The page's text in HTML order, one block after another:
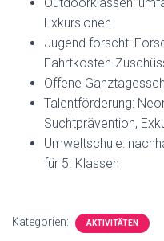
Exkursionen
Jugend forscht:
Fahrtkosten-
Offene
Talentförderung:
Suchtprävention,
Umweltschule:
für 5. Klassen
Kategorien: AKTIVITÄTEN